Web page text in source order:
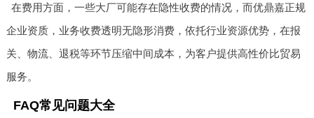
在费用方面，一些大厂可能存在隐性收费的情况，而优鼎嘉正规
企业资质，业务收费透明无隐形消费，依托行业资源优势，在报
关、物流、退税等环节压缩中间成本，为客户提供高性价比贸易
服务。
FAQ常见问题大全